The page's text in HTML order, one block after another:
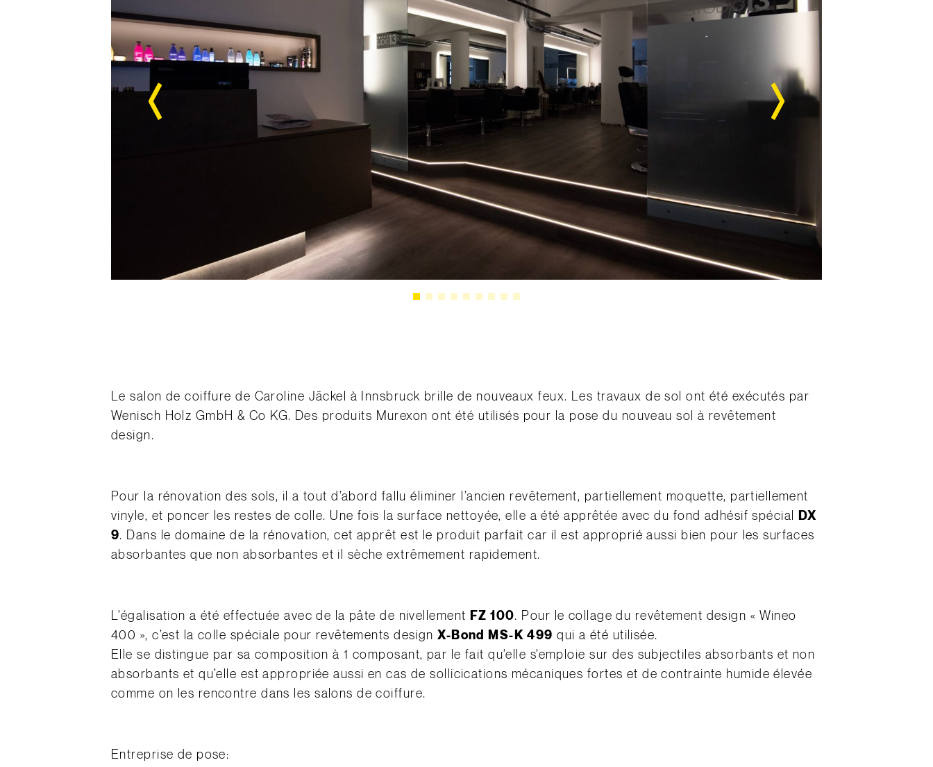
Le salon de coiffure de Caroline Jäckel à Innsbruck brille de nouveaux feux. Les travaux de sol ont été exécutés par
Wenisch Holz GmbH & Co KG. Des produits Murexon ont été utilisés pour la pose du nouveau sol à revêtement
design.
Pour la rénovation des sols, il a tout d’abord fallu éliminer l’ancien revêtement, partiellement moquette, partiellement
vinyle, et poncer les restes de colle. Une fois la surface nettoyée, elle a été apprêtée avec du fond adhésif spécial
DX
9. Dans le domaine de la rénovation, cet apprêt est le produit parfait car il est approprié aussi bien pour les surfaces
absorbantes que non absorbantes et il sèche extrêmement rapidement.
L’égalisation a été effectuée avec de la pâte de nivellement FZ 100. Pour le collage du revêtement design « Wineo
400 », c’est la colle spéciale pour revêtements designX-Bond MS-K 499 qui a été utilisée.
Elle se distingue par sa composition à 1 composant, par le fait qu’elle s’emploie sur des subjectiles absorbants et non
absorbants et qu’elle est appropriée aussi en cas de sollicications mécaniques fortes et de contrainte humide élevée
comme on les rencontre dans les salons de coiffure.
Entreprise de pose: